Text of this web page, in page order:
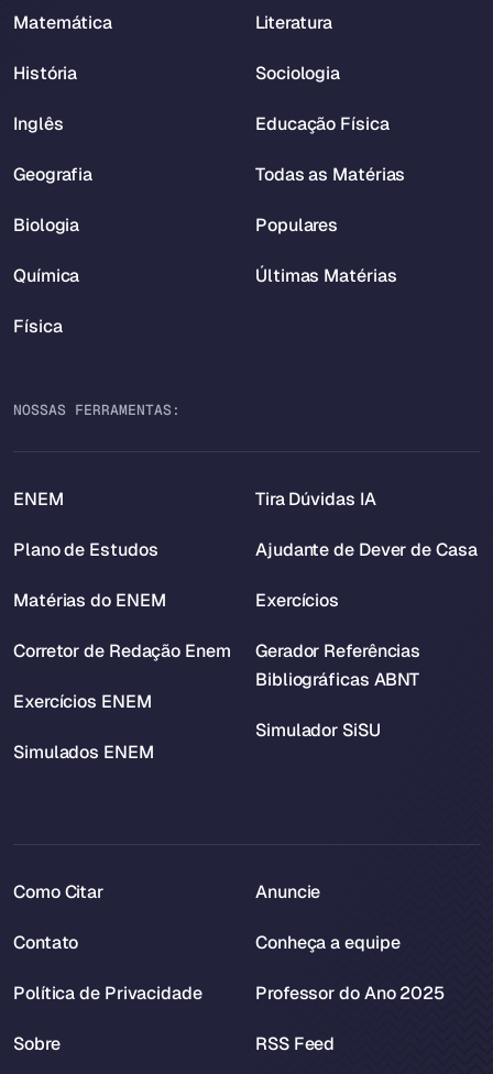
Matemática
História
Inglês
Geografia
Biologia
Química
Física
Literatura
Sociologia
Educação Física
Todas as Matérias
Populares
Últimas Matérias
NOSSAS FERRAMENTAS:
ENEM
Plano de Estudos
Matérias do ENEM
Corretor de Redação Enem
Exercícios ENEM
Simulados ENEM
Tira Dúvidas IA
Ajudante de Dever de Casa
Exercícios
Gerador Referências
Bibliográficas ABNT
Simulador SiSU
Como Citar
Contato
Política de Privacidade
Sobre
Anuncie
Conheça a equipe
Professor do Ano 2025
RSS Feed